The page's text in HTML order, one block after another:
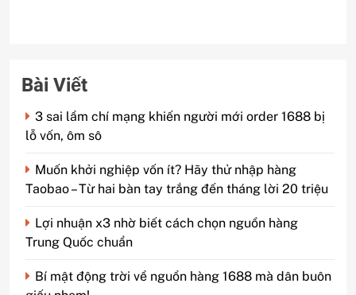
Bài Viết
3 sai lầm chí mạng khiến người mới order 1688 bị
lỗ vốn, ôm sô
Muốn khởi nghiệp vốn ít? Hãy thử nhập hàng
Taobao – Từ hai bàn tay trắng đến tháng lời 20 triệu
Lợi nhuận x3 nhờ biết cách chọn nguồn hàng
Trung Quốc chuẩn
Bí mật động trời về nguồn hàng 1688 mà dân buôn